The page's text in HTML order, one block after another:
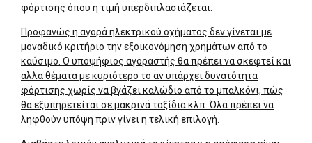
φόρτισης όπου η τιμή υπερδιπλασιάζεται.
Προφανώς η αγορά ηλεκτρικού οχήματος δεν γίνεται με
μοναδικό κριτήριο την εξοικονόμηση χρημάτων από το
καύσιμο. Ο υποψήφιος αγοραστής θα πρέπει να σκεφτεί και
άλλα θέματα με κυριότερο το αν υπάρχει δυνατότητα
φόρτισης χωρίς να βγάζει καλώδιο από το μπαλκόνι, πώς
θα εξυπηρετείται σε μακρινά ταξίδια κλπ. Όλα πρέπει να
ληφθούν υπόψη πριν γίνει η τελική επιλογή.